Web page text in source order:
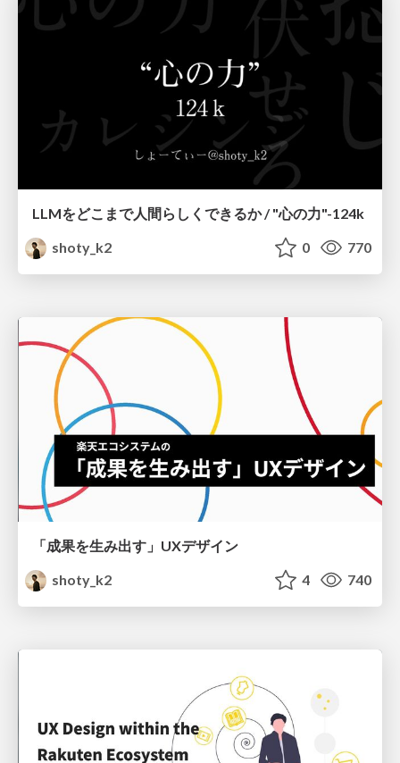
LLMをどこまで人間らしくできるか / "心の力"-124k
shoty_k2
0 770
「成果を生み出す」UXデザイン
shoty_k2
4 740